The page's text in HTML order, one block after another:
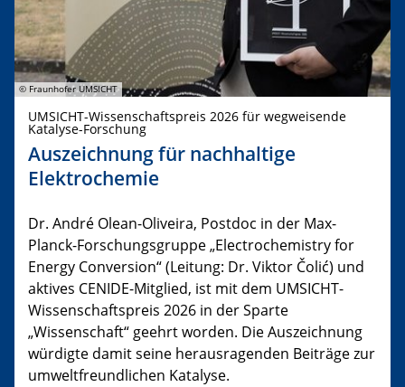
© Fraunhofer UMSICHT
UMSICHT-Wissenschaftspreis 2026 für wegweisende
Katalyse-Forschung
Auszeichnung für nachhaltige
Elektrochemie
Dr. André Olean-Oliveira, Postdoc in der Max-
Planck-Forschungsgruppe „Electrochemistry for
Energy Conversion“ (Leitung: Dr. Viktor Čolić) und
aktives CENIDE-Mitglied, ist mit dem UMSICHT-
Wissenschaftspreis 2026 in der Sparte
„Wissenschaft“ geehrt worden. Die Auszeichnung
würdigte damit seine herausragenden Beiträge zur
umweltfreundlichen Katalyse.